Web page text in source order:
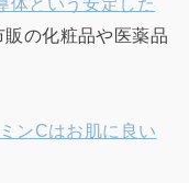
販の化粧品や医薬品
ンCはお肌に良い